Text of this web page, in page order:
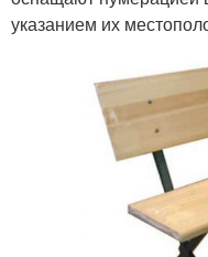
указанием их